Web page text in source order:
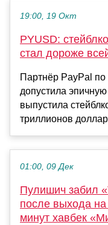
19:00, 19 Окт
PYUSD:
стал дороже
Партнёр PayPal по
допустила
выпустила
триллионов
01:00, 09 Дек
Пулишич забил
после выхода
минут хавбек